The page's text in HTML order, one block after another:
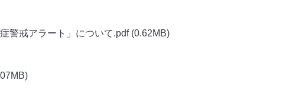
警戒アラート」について.pdf (0.62MB)